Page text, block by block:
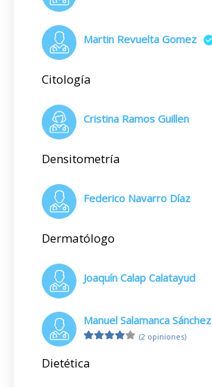
Martin Revuelta Gomez
Citología
Cristina Ramos Guillen
Densitometría
Federico Navarro Díaz
Dermatólogo
Joaquín Calap Calatayud
Manuel Salamanca Sánchez
(2 opiniones)
Dietética